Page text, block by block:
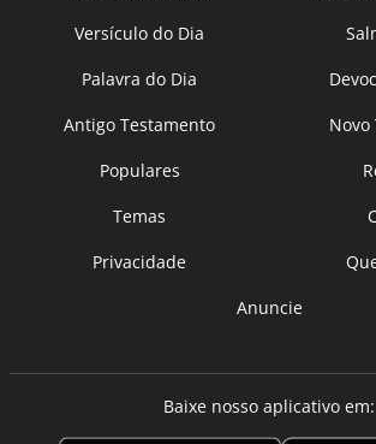
Versículo do Dia
Palavra do Dia
Antigo Testamento
Novo
Populares
Temas
Privacidade
Anuncie
Baixe nosso aplicativo em: